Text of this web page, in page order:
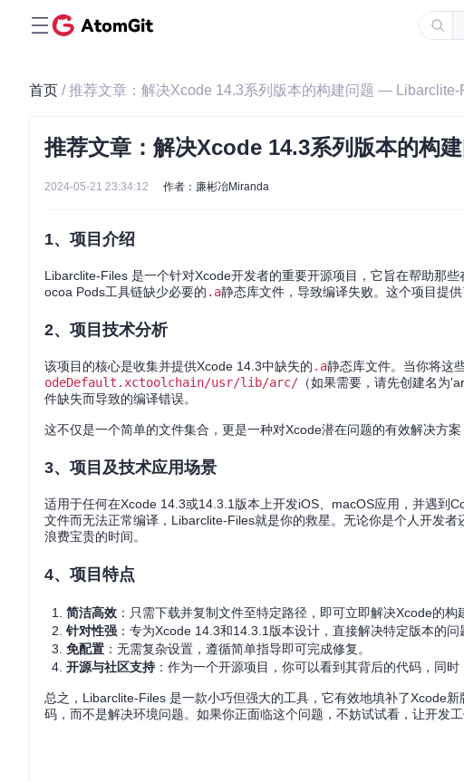
首页 / 推荐文章：解决Xcode 14.3系列版本的构建问题 — Libarclite-
推荐文章：解决Xcode 14.3系列版本的
2024-05-21 23:34:12 作者：廉彬冶Miranda
1、项目介绍
Libarclite-Files 是一个针对Xcode开发者的重要开源项目，它旨在帮助那
ocoa Pods工具链缺少必要的 .a静态库文件，导致编译失败。这个项目提
2、项目技术分析
该项目的核心是收集并提供Xcode 14.3中缺失的 .a静态库文件。当你将这
odeDefault.xctoolchain/usr/lib/arc/ （如果需要，请先创建名为
件缺失而导致的编译错误。
这不仅是一个简单的文件集合，更是一种对Xcode潜在问题的有效解决方
3、项目及技术应用场景
适用于任何在Xcode 14.3或14.3.1版本上开发iOS、macOS应用，并遇到
文件而无法正常编译，Libarclite-Files就是你的救星。无论你是个人开发
浪费宝贵的时间。
4、项目特点
简洁高效 ：只需下载并复制文件至特定路径，即可立即解决Xcode的构
针对性强 ：专为Xcode 14.3和14.3.1版本设计，直接解决特定版本的问
免配置 ：无需复杂设置，遵循简单指导即可完成修复。
开源与社区支持 ：作为一个开源项目，你可以看到其背后的代码，同
总之，Libarclite-Files 是一款小巧但强大的工具，它有效地填补了Xcode
码，而不是解决环境问题。如果你正面临这个问题，不妨试试看，让开发工